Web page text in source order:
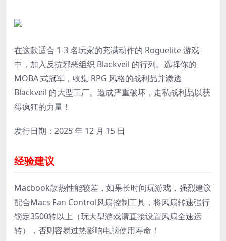
在这款适合 1-3 名玩家的充满动作的 Roguelite 游戏
中，加入反抗邪恶组织 Blackveil 的行列。选择你的
MOBA 式冠军，收集 RPG 风格的战利品并渗透
Blackveil 的大型工厂。造成严重破坏，走私战利品以获
得疯狂的力量！
发行日期：2025 年 12 月 15 日
经验建议
Macbook散热性能较差，如果长时间玩游戏，强烈建议
配合Macs Fan Control风扇控制工具，将风扇转速强行
锁定3500转以上（玩大型游戏请直接设置风扇全速运
转），否则容易过热影响电脑使用寿命！